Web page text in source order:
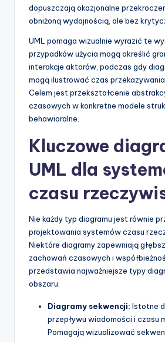
dopuszczają okazjonalne
obniżoną wydajnością, ale bez
UML pomaga wizualnie wyrazić te
przypadków użycia mogą określić
interakcje aktorów, podczas gdy
mogą ilustrować czas
Celem jest przekształcenie
czasowych w konkretne modele
behawioralne.
Kluczowe
UML dla
czasu
Nie każdy typ diagramu jest równie
projektowania systemów czasu
Niektóre diagramy zapewniają
zachowań czasowych i
przedstawia najważniejsze typy
obszaru:
Diagramy sekwencji: Istotne
przepływu wiadomości i czasu
Pomagają wizualizować